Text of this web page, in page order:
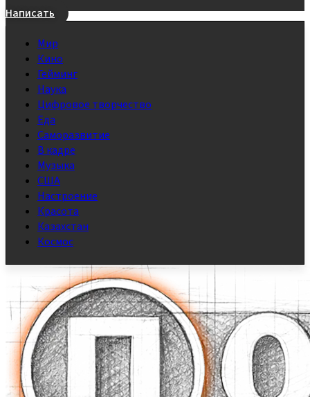
Написать
Мир
Кино
Гейминг
Наука
Цифровое творчество
Еда
Саморазвитие
В кадре
Музыка
США
Настроение
Красота
Казахстан
Космос